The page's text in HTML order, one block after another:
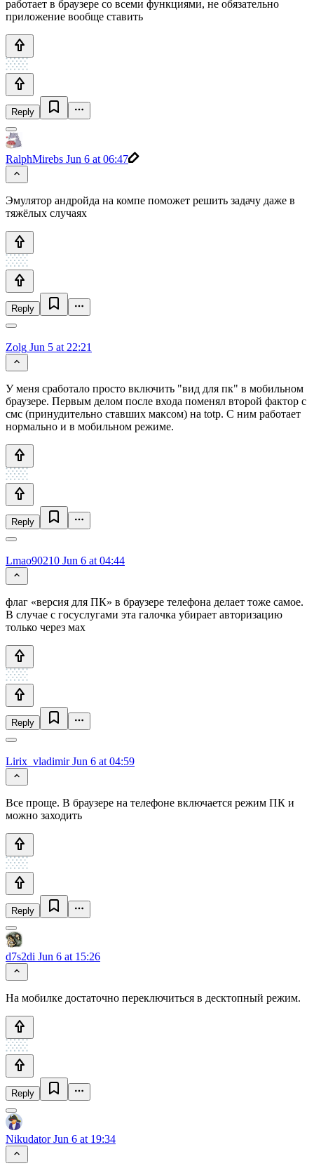
работает в браузере со всеми функциями, не обязательно
приложение вообще ставить
Reply
RalphMirebs Jun 6 at 06:47
Эмулятор андройда на компе поможет решить задачу даже в
тяжёлых случаях
Reply
Zolg Jun 5 at 22:21
У меня сработало просто включить "вид для пк" в мобильном
браузере. Первым делом после входа поменял второй фактор с
смс (принудительно ставших максом) на totp. С ним работает
нормально и в мобильном режиме.
Reply
Lmao90210 Jun 6 at 04:44
флаг «версия для ПК» в браузере телефона делает тоже самое.
В случае с госуслугами эта галочка убирает авторизацию
только через мах
Reply
Lirix_vladimirJun 6 at 04:59
Все проще. В браузере на телефоне включается режим ПК и
можно заходить
Reply
d7s2di Jun 6 at 15:26
На мобилке достаточно переключиться в десктопный режим.
Reply
NikudatorJun 6 at 19:34